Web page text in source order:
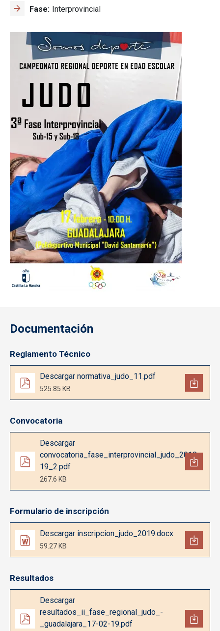
Fase Interprovincial
Documentación
Reglamento Técnico
Documento
Descargar normativa_judo_11.pdf
525.85 KB
Convocatoria
Documento
Descargar
convocatoria_fase_interprovincial_judo_2018-
19_2.pdf
267.6 KB
Formulario de inscripción
Documento
Descargar inscripcion_judo_2019.docx
59.27 KB
Resultados
Documento
Descargar
resultados_ii_fase_regional_judo_-
_guadalajara_17-02-19.pdf